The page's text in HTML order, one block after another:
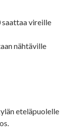
saattaa vireille
nähtäville
eteläpuolelle